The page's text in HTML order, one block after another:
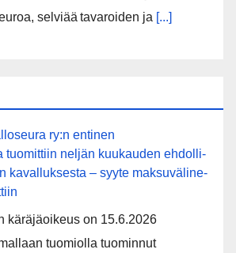
selviää tavaroiden ja [...]
ry:n entinen
tuo­mit­tiin neljän kuu­kau­den eh­dol­li­
ka­val­luk­ses­ta – syyte mak­su­vä­li­ne­
käräjäoikeus on 15.6.2026
tuomiolla tuominnut